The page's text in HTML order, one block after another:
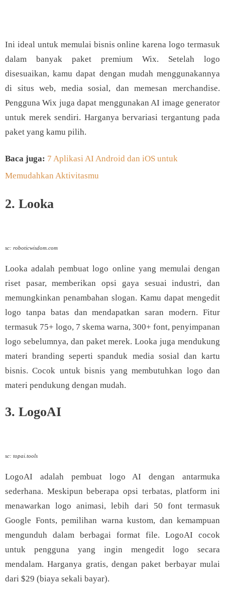
Ini ideal untuk memulai bisnis online karena logo termasuk
dalam banyak paket premium Wix. Setelah logo
disesuaikan, kamu dapat dengan mudah menggunakannya
di situs web, media sosial, dan memesan merchandise.
Pengguna Wix juga dapat menggunakan AI image generator
untuk merek sendiri. Harganya bervariasi tergantung pada
paket yang kamu pilih.
Baca juga: 7 Aplikasi AI Android dan iOS untuk
Memudahkan Aktivitasmu
2. Looka
sc: roboticwisdom.com
Looka adalah pembuat logo online yang memulai dengan
riset pasar, memberikan opsi gaya sesuai industri, dan
memungkinkan penambahan slogan. Kamu dapat mengedit
logo tanpa batas dan mendapatkan saran modern. Fitur
termasuk 75+ logo, 7 skema warna, 300+ font, penyimpanan
logo sebelumnya, dan paket merek. Looka juga mendukung
materi branding seperti spanduk media sosial dan kartu
bisnis. Cocok untuk bisnis yang membutuhkan logo dan
materi pendukung dengan mudah.
3. LogoAI
sc: topai.tools
LogoAI adalah pembuat logo AI dengan antarmuka
sederhana. Meskipun beberapa opsi terbatas, platform ini
menawarkan logo animasi, lebih dari 50 font termasuk
Google Fonts, pemilihan warna kustom, dan kemampuan
mengunduh dalam berbagai format file. LogoAI cocok
untuk pengguna yang ingin mengedit logo secara
mendalam. Harganya gratis, dengan paket berbayar mulai
dari $29 (biaya sekali bayar).